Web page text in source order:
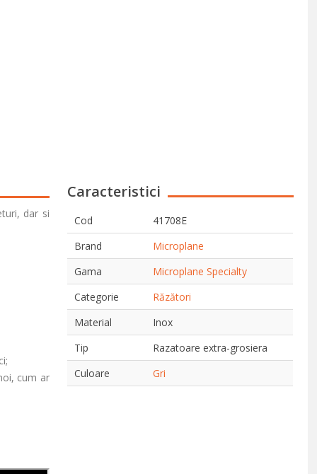
dar si
cum ar
Caracteristici
Cod
41708E
Brand
Microplane
Gama
Microplane Specialty
Categorie
Răzători
Material
Inox
Tip
Razatoare extra-grosiera
Culoare
Gri